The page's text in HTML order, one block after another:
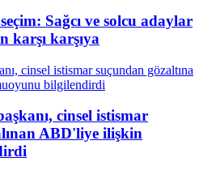
Sağcı ve solcu adaylar
karşı karşıya
cinsel istismar
ABD'liye ilişkin